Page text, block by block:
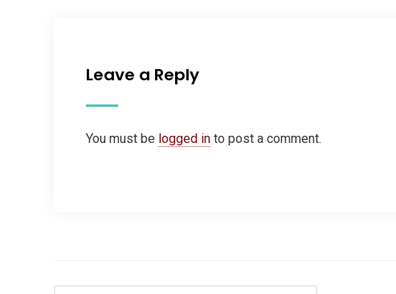
Leave a Reply
You must be logged in to post a comment.